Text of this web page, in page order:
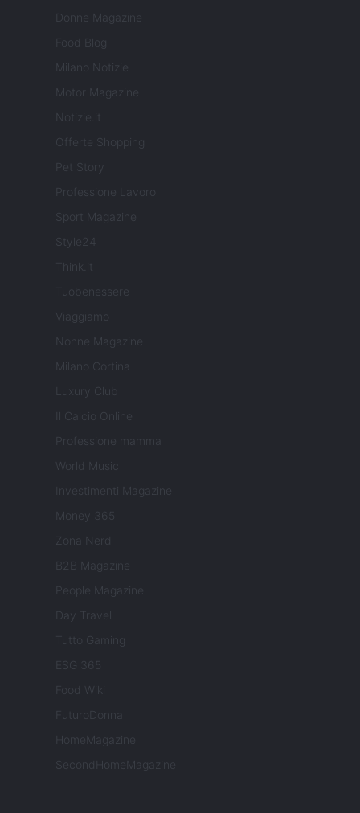
Donne Magazine
Food Blog
Milano Notizie
Motor Magazine
Notizie.it
Offerte Shopping
Pet Story
Professione Lavoro
Sport Magazine
Style24
Think.it
Tuobenessere
Viaggiamo
Nonne Magazine
Milano Cortina
Luxury Club
Il Calcio Online
Professione mamma
World Music
Investimenti Magazine
Money 365
Zona Nerd
B2B Magazine
People Magazine
Day Travel
Tutto Gaming
ESG 365
Food Wiki
FuturoDonna
HomeMagazine
SecondHomeMagazine